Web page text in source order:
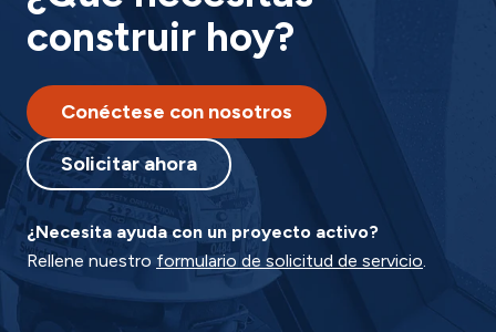
construir hoy?
Conéctese con nosotros
Solicitar ahora
¿Necesita ayuda con un proyecto activo?
Rellene nuestro formulario de solicitud de servicio.